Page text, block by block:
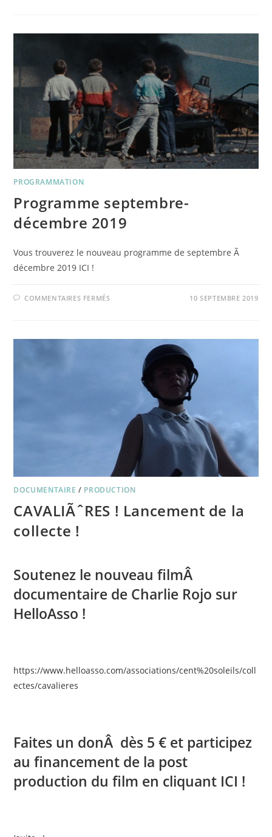
PROGRAMMATION
Programme septembre-
décembre 2019
Vous trouverez le nouveau programme de septembre Ã
décembre 2019 ICI !
COMMENTAIRES FERMÉSSUR 10 SEPTEMBRE 2019
DOCUMENTAIRE / PRODUCTION
CAVALIÃˆRES ! Lancement de la
collecte !
Soutenez le nouveau filmÂ
documentaire de Charlie Rojo sur
HelloAsso !
https://www.helloasso.com/associations/cent%20soleils/coll
ectes/cavalieres
Faites un donÂ dès 5 € et participez
au financement de la post
production du film en cliquant ICI !